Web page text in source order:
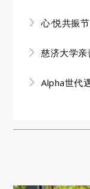
心·悦共振
慈济大学
Alpha世代